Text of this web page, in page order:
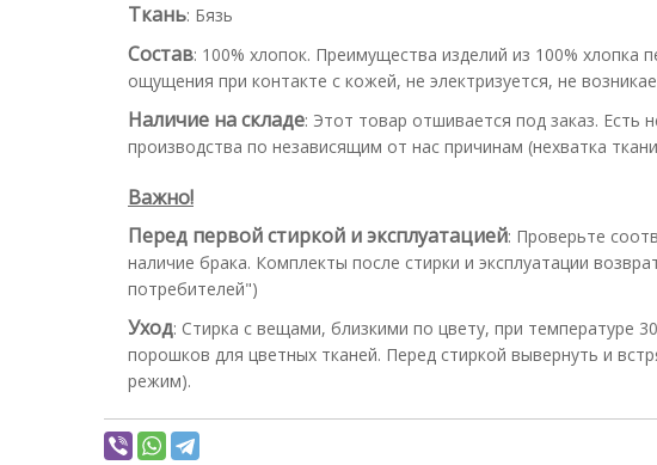
Ткань: Бязь
Состав: 100% хлопок. Преимущества изделий из 100%
ощущения при контакте с кожей, не электризуется, не
Наличие на складе: Этот товар отшивается под заказ. Есть
производства по независящим от нас причинам (нехватка
Важно!
Перед первой стиркой и эксплуатацией: Проверьте
наличие брака. Комплекты после стирки и эксплуатации
потребителей")
Уход: Стирка с вещами, близкими по цвету, при температуре
порошков для цветных тканей. Перед стиркой вывернуть и
режим).